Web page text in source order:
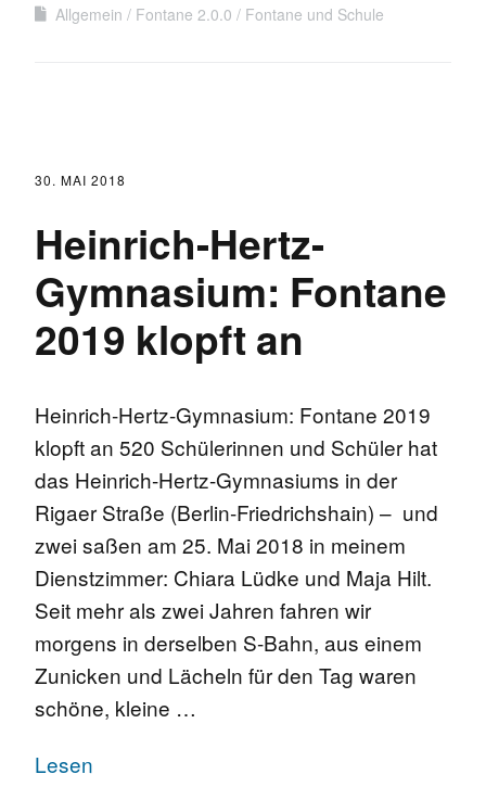
Allgemein Fontane 2.0.0 Fontane und Schule
30. MAI 2018
Heinrich-Hertz-
Gymnasium: Fontane
2019 klopft an
Heinrich-Hertz-Gymnasium: Fontane 2019
klopft an 520 Schülerinnen und Schüler hat
das Heinrich-Hertz-Gymnasiums in der
Rigaer Straße (Berlin-Friedrichshain) – und
zwei saßen am 25. Mai 2018 in meinem
Dienstzimmer: Chiara Lüdke und Maja Hilt.
Seit mehr als zwei Jahren fahren wir
morgens in derselben S-Bahn, aus einem
Zunicken und Lächeln für den Tag waren
schöne, kleine …
Lesen